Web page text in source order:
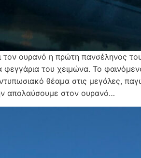
τον ουρανό η πρώτη πανσέληνος
φεγγάρια του χειμώνα. Το
θέαμα στις μεγάλες,
απολαύσουμε στον ουρανό…